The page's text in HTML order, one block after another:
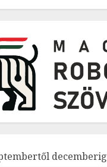
decemberig